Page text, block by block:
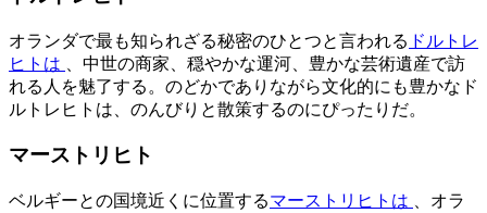
オランダで最も知られざる秘密のひとつと言われる ドルトレ
ヒトは
、中世の商家、穏やかな運河、豊かな芸術遺産で訪
れる人を魅了する。のどかでありながら文化的にも豊かなド
ルトレヒトは、のんびりと散策するのにぴったりだ。
マーストリヒト
ベルギーとの国境近くに位置するマーストリヒトは
、オラ